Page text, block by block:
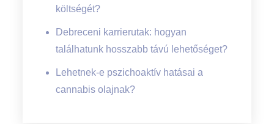
költségét?
Debreceni karrierutak: hogyan
találhatunk hosszabb távú lehetőséget?
Lehetnek-e pszichoaktív hatásai a
cannabis olajnak?